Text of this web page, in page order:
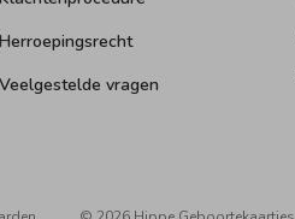
Herroepingsrecht
Veelgestelde vragen